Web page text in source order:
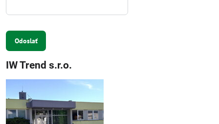
Odoslať
IW Trend s.r.o.